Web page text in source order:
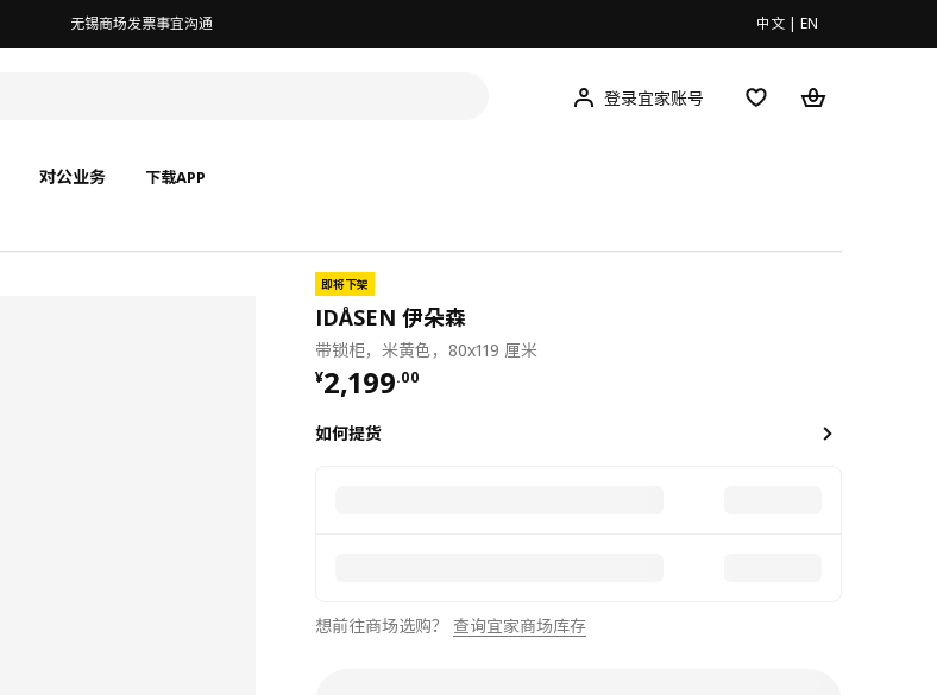
无锡商场发票事宜沟通 中文 | EN
登录宜家账号
对公业务 下载APP
即将下架
IDÅSEN 伊朵森
带锁柜，米黄色，80x119 厘米
¥2,199.00
¥ 2199.00
如何提货
想前往商场选购？ 查询宜家商场库存